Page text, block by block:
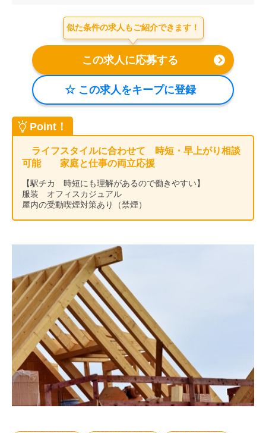
お電話でのお問い合わせ
東 京 0120-630-660 大 阪 0120-057-727
名古屋 0120-960-379
電話受付：平日 9:15～19:00
似た条件の求人もご紹介できます！
Point！
ライフスタイルに合わせて 時短・早上がり相談
可能 家庭と仕事の両立応援
【駅チカ 時短にも理解があるので働きやすい】
服装 オフィスカジュアル
屋内の受動喫煙対策あり（禁煙）